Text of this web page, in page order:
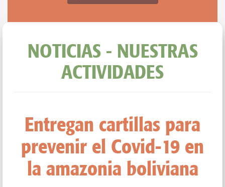
NOTICIAS - NUESTRAS
ACTIVIDADES
Entregan cartillas para
prevenir el Covid-19 en
la amazonia boliviana